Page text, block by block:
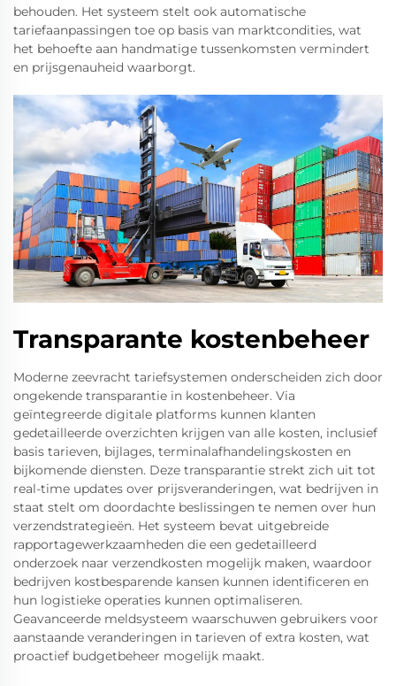
behouden. Het systeem stelt ook automatische
tariefaanpassingen toe op basis van marktcondities, wat
het behoefte aan handmatige tussenkomsten vermindert
en prijsgenauheid waarborgt.
Transparante kostenbeheer
Moderne zeevracht tariefsystemen onderscheiden zich door
ongekende transparantie in kostenbeheer. Via
geïntegreerde digitale platforms kunnen klanten
gedetailleerde overzichten krijgen van alle kosten, inclusief
basis tarieven, bijlages, terminalafhandelingskosten en
bijkomende diensten. Deze transparantie strekt zich uit tot
real-time updates over prijsveranderingen, wat bedrijven in
staat stelt om doordachte beslissingen te nemen over hun
verzendstrategieën. Het systeem bevat uitgebreide
rapportagewerkzaamheden die een gedetailleerd
onderzoek naar verzendkosten mogelijk maken, waardoor
bedrijven kostbesparende kansen kunnen identificeren en
hun logistieke operaties kunnen optimaliseren.
Geavanceerde meldsysteem waarschuwen gebruikers voor
aanstaande veranderingen in tarieven of extra kosten, wat
proactief budgetbeheer mogelijk maakt.